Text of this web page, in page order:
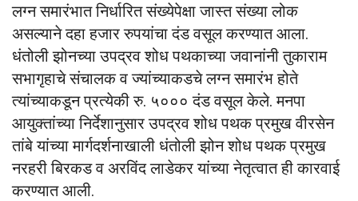
लग्न समारंभात निर्धारित संख्येपेक्षा जास्त संख्या लोक
असल्याने दहा हजार रुपयांचा दंड वसूल करण्यात आला.
धंतोली झोनच्या उपद्रव शोध पथकाच्या जवानांनी तुकाराम
सभागृहाचे संचालक व ज्यांच्याकडचे लग्न समारंभ होते
त्यांच्याकडून प्रत्येकी रु. ५००० दंड वसूल केले. मनपा
आयुक्तांच्या निर्देशानुसार उपद्रव शोध पथक प्रमुख वीरसेन
तांबे यांच्या मार्गदर्शनाखाली धंतोली झोन शोध पथक प्रमुख
नरहरी बिरकड व अरविंद लाडेकर यांच्या नेतृत्वात ही कारवाई
करण्यात आली.